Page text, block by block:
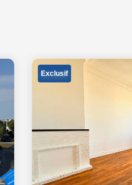
Exclusif